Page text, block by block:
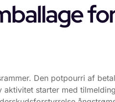
Den potpourri af
starter med